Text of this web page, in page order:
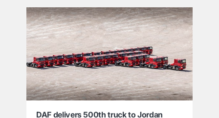
DAF delivers 500th truck to Jordan